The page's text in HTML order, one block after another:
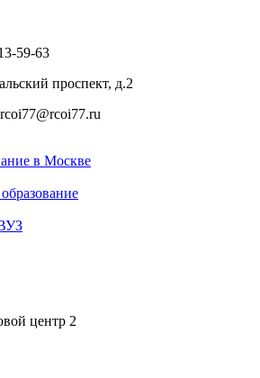
59-63
проспект, д.2
rcoi77@rcoi77.ru
в Москве
центр 2